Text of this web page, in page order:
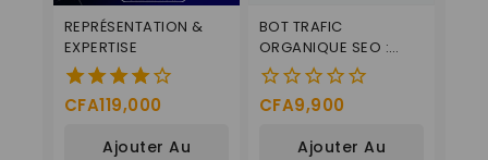
REPRÉSENTATION &
EXPERTISE
4.00
CFA119,000
Ajouter Au
BOT TRAFIC
ORGANIQUE SEO :
L’AIMANT À CLIENTS
0
CFA9,900
Ajouter Au